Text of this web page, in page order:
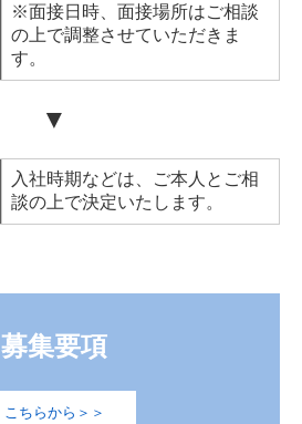
※面接日時、面接場所はご相談
の上で調整させていただきま
す。
▼
入社時期などは、ご本人とご相
談の上で決定いたします。
募集要項
こちらから＞＞